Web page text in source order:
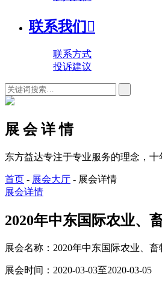
联系我们 
联系方式
投诉建议
展 会 详 情
东方益达专注于专业服务的理念，
首页 - 展会大厅 - 展会详情
展会详情
2020年中东国际农业、
展会名称： 2020年中东国际农业、
展会时间： 2020-03-03至2020-03-05